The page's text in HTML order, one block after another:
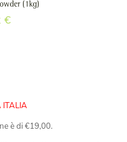
(1kg)
€
ITALIA
è di €19,00.